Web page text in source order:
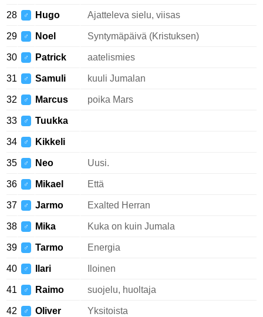
28 ♂ Hugo Ajatteleva sielu, viisas
29 ♂ Noel Syntymäpäivä (Kristuksen)
30 ♂ Patrick aatelismies
31 ♂ Samuli kuuli Jumalan
32 ♂ Marcus poika Mars
33 ♂ Tuukka
34 ♂ Kikkeli
35 ♂ Neo Uusi.
36 ♂ Mikael Että
37 ♂ Jarmo Exalted Herran
38 ♂ Mika Kuka on kuin Jumala
39 ♂ Tarmo Energia
40 ♂ Ilari Iloinen
41 ♂ Raimo suojelu, huoltaja
42 ♂ Oliver Yksitoista